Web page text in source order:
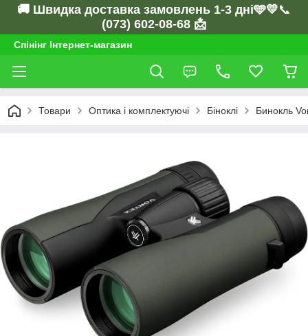
🚚 Швидка доставка замовлень 1-3 дні🩵💛📞
(073) 602-08-68 📩
Спінінг Інтернет-магазин
Товари Оптика і комплектуючі Біноклі Бинокль